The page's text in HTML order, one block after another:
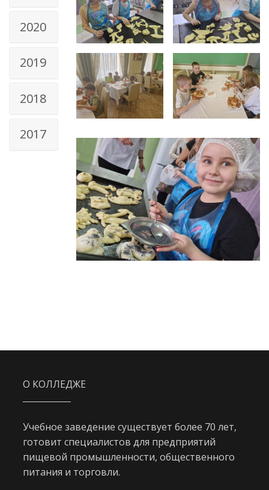
2020
2019
2018
2017
О КОЛЛЕДЖЕ
Учебное заведение существует более 70 лет,
готовит специалистов для предприятий
пищевой промышленности, общественного
питания и торговли.